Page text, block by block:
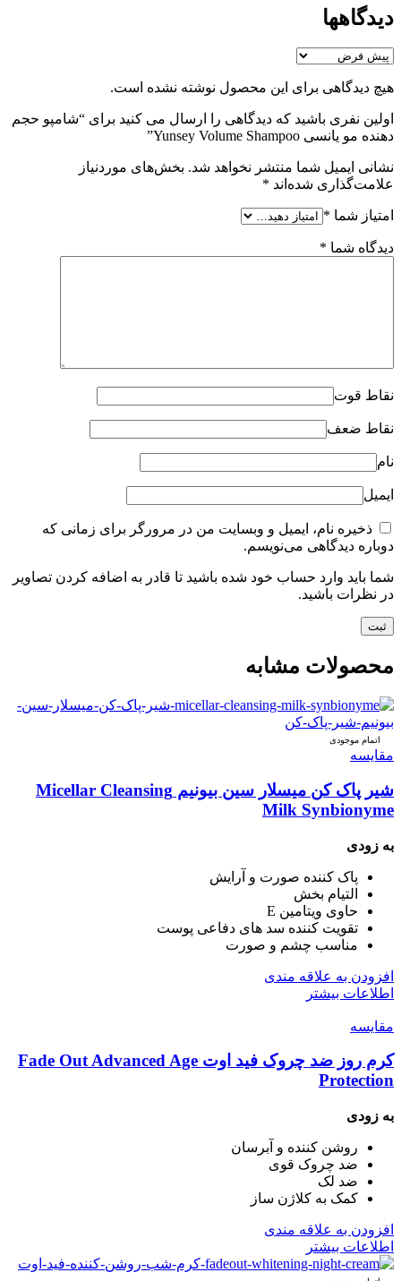
دیدگاهها
هیچ دیدگاهی برای این محصول نوشته نشده است.
اولین نفری باشید که دیدگاهی را ارسال می کنید برای “شامپو حجم
دهنده مو یانسی Yunsey Volume Shampoo”
نشانی ایمیل شما منتشر نخواهد شد. بخش‌های موردنیاز
علامت‌گذاری شده‌اند *
امتیاز شما *
دیدگاه شما *
نقاط قوت
نقاط ضعف
نام
ایمیل
ذخیره نام، ایمیل و وبسایت من در مرورگر برای زمانی که
دوباره دیدگاهی می‌نویسم.
شما باید وارد حساب خود شده باشید تا قادر به اضافه کردن تصاویر
در نظرات باشید.
محصولات مشابه
اتمام موجودی
مقایسه
شیر پاک کن میسلار سین بیونیم Micellar Cleansing
Milk Synbionyme
به زودی
پاک کننده صورت و آرایش
التیام بخش
حاوی ویتامین E
تقویت کننده سد های دفاعی پوست
مناسب چشم و صورت
افزودن به علاقه مندی
اطلاعات بیشتر
مقایسه
کرم روز ضد چروک فید اوت Fade Out Advanced Age
Protection
به زودی
روشن کننده و آبرسان
ضد چروک قوی
ضد لک
کمک به کلاژن ساز
افزودن به علاقه مندی
اطلاعات بیشتر